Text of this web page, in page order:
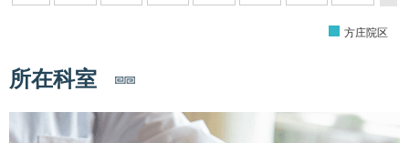
方庄院区
所在科室